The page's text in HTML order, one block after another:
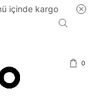
içinde kargo
0